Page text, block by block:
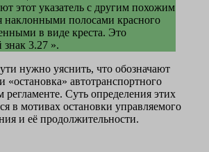
этот указатель с другим похожим
наклонными полосами красного
в виде креста. Это
3.27 ».
нужно уяснить, что обозначают
«остановка» автотранспортного
регламенте. Суть определения этих
в мотивах остановки управляемого
и её продолжительности.